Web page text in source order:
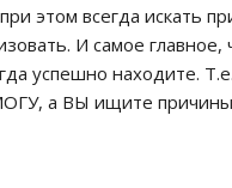
этом всегда искать
И самое
успешно находите.
а ВЫ ищите